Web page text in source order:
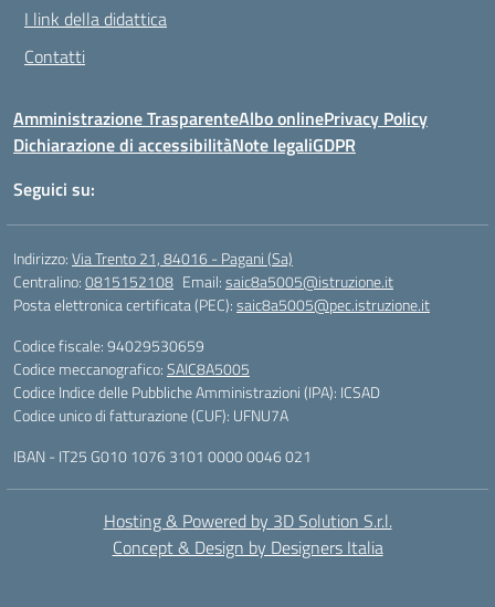
I link della didattica
Contatti
Amministrazione TrasparenteAlbo onlinePrivacy Policy
Dichiarazione di accessibilitàNote legaliGDPR
Seguici su:
Indirizzo:Via Trento 21, 84016 - Pagani (Sa)
Centralino:0815152108 Email:saic8a5005@istruzione.it
Posta elettronica certificata (PEC):saic8a5005@pec.istruzione.it
Codice fiscale: 94029530659
Codice meccanografico:SAIC8A5005
Codice Indice delle Pubbliche Amministrazioni (IPA): ICSAD
Codice unico di fatturazione (CUF): UFNU7A
IBAN - IT25 G010 1076 3101 0000 0046 021
Hosting & Powered by 3D Solution S.r.l.
Concept & Design by Designers Italia